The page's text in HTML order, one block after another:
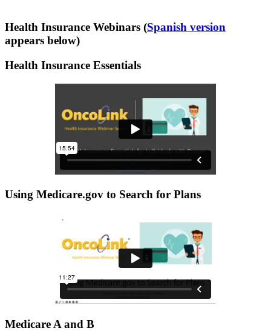
Health Insurance Webinars (Spanish version
appears below)
Health Insurance Essentials
Using Medicare.gov to Search for Plans
Medicare A and B